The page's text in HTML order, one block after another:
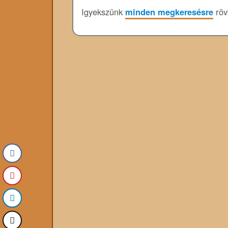
Igyekszünk minden megkeresésre